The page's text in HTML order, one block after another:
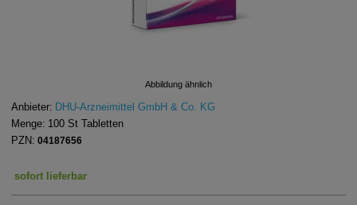
Abbildung ähnlich
Anbieter: DHU-Arzneimittel GmbH & Co. KG
Menge: 100 St Tabletten
PZN: 04187656
sofort lieferbar